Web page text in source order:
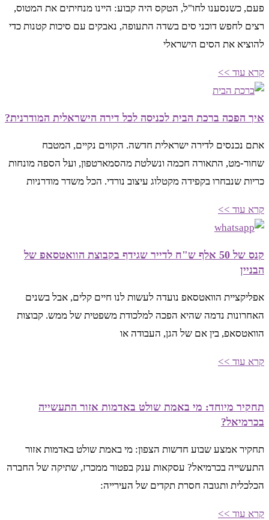
פעם, כשנסענו לחו"ל, הטקס היה קבוע: היינו מנחיתים את המטוס,
רצים לחפש דוכני סים בשדה התעופה, נאבקים עם סיכות קטנות כדי
להוציא את הסים הישראלי
קרא עוד >>
איך הפכה ברכת הבית לכניסה לכל דירה הישראלית המודרנית?
אתם נכנסים לדירה ישראלית חדשה. הקווים נקיים, המטבח
שחור-מט, התאורה חכמה ונשלטת מהסמארטפון, ועל הספה מונחות
כריות שנבחרו בקפידה מקטלוג עיצוב נורדי. הכל משדר מודרניות
קרא עוד >>
קנס של 50 אלף ש"ח לדייר שגידף בקבוצת הוואטסאפ של
הבניין
אפליקציית הוואטסאפ נועדה לעשות לנו חיים קלים, אבל בשנים
האחרונות נדמה שהיא הפכה למלכודת משפטית של ממש. קבוצות
הוואטסאפ, בין אם של הגן, העבודה או
קרא עוד >>
תחקיר מיוחד: מי באמת שולט באדמות אזור התעשייה
בכרמיאל?
תחקיר אמצע שבוע חדשות הצפון: מי באמת שולט באדמות אזור
התעשייה בכרמיאל? עסקאות ענק בפטור ממכרז, שתיקה של החברה
הכלכלית ותגובה חסרת תקדים של העירייה:
קרא עוד >>